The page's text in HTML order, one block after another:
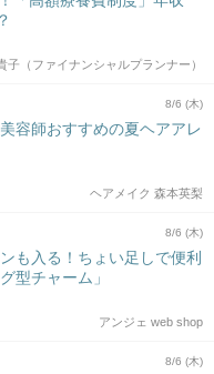
子（ファイナンシャルプランナー）
8/6 (木)
容師おすすめの夏ヘアアレ
ヘアメイク 森本英梨
8/6 (木)
も入る！ちょい足しで便利
型チャーム」
アンジェ web shop
8/6 (木)